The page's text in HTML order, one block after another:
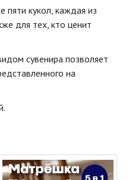
пяти кукол, каждая из
для тех, кто ценит
сувенира позволяет
на